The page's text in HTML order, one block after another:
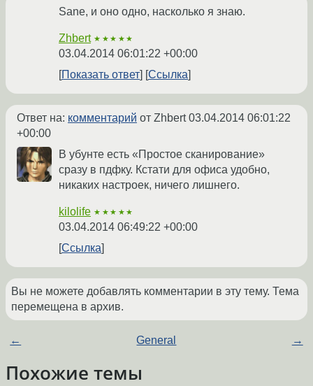
Sane, и оно одно, насколько я знаю.
Zhbert ★★★★★
03.04.2014 06:01:22 +00:00
Показать ответ
Ссылка
Ответ на: комментарий от Zhbert03.04.2014 06:01:22
+00:00
В убунте есть «Простое сканирование»
сразу в пдфку. Кстати для офиса удобно,
никаких настроек, ничего лишнего.
kilolife ★★★★★
03.04.2014 06:49:22 +00:00
Ссылка
Вы не можете добавлять комментарии в эту тему. Тема
перемещена в архив.
← General →
Похожие темы